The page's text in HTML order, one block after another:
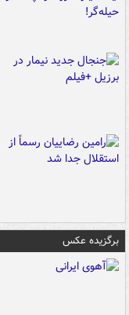
برگزیده عکس